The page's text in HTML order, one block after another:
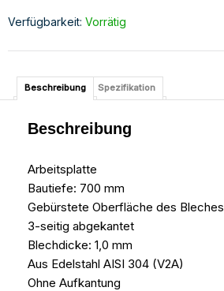
Verfügbarkeit: Vorrätig
Beschreibung Spezifikation
Beschreibung
Arbeitsplatte
Bautiefe: 700 mm
Gebürstete Oberfläche des Bleches
3-seitig abgekantet
Blechdicke: 1,0 mm
Aus Edelstahl AISI 304 (V2A)
Ohne Aufkantung